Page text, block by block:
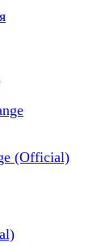
(Official)